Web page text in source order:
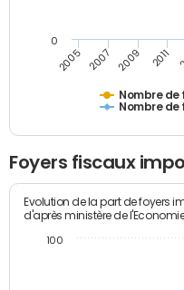
Nombre
Nombre de
2005 2007 2009 2011
0
Foyers fiscaux
Evolution de la part de foyers
d'après ministère de
100